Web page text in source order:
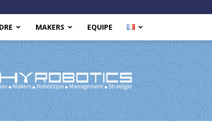
MAKERS EQUIPE